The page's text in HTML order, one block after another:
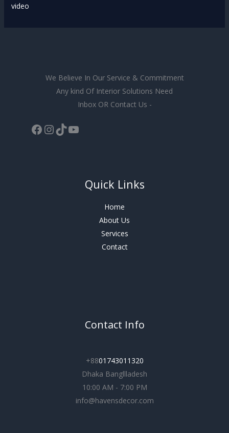
video
We Believe In Our Service & Commitment
Any kind Of Interior Solutions Need
Inbox OR Contact Us -
Quick Links
Home
About Us
Services
Contact
Contact Info
+8801743011320
Dhaka Bangllladesh
10:00 AM - 7:00 PM
info@havensdecor.com